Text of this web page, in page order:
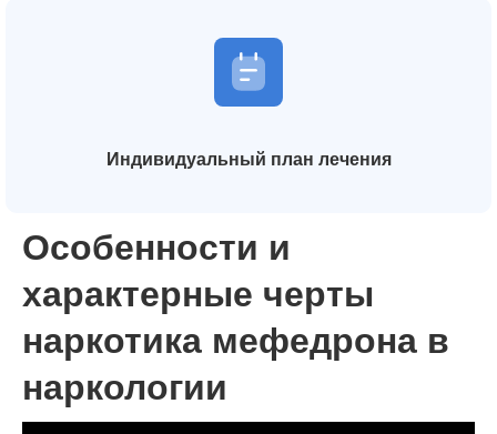
Индивидуальный план лечения
Особенности и
характерные черты
наркотика мефедрона в
наркологии